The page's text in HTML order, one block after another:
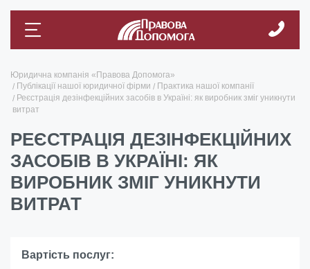
Юридична компанія «Правова Допомога»
Публікації нашої юридичної фірми
Практика нашої компанії
Реєстрація дезінфекційних засобів в Україні: як виробник зміг уникнути
витрат
РЕЄСТРАЦІЯ ДЕЗІНФЕКЦІЙНИХ
ЗАСОБІВ В УКРАЇНІ: ЯК
ВИРОБНИК ЗМІГ УНИКНУТИ
ВИТРАТ
Вартість послуг: